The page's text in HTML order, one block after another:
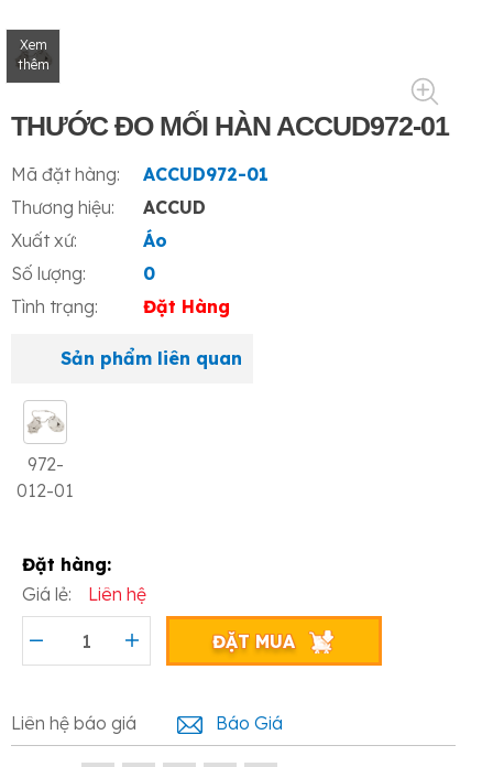
Xem
thêm
THƯỚC ĐO MỐI HÀN ACCUD972-01
Mã đặt hàng:
ACCUD972-01
Thương hiệu:
ACCUD
Xuất xứ:
Áo
Số lượng:
0
Tình trạng:
Đặt Hàng
Sản phẩm liên quan
972-
012-01
Đặt hàng:
Giá lẻ:
Liên hệ
ĐẶT MUA
Liên hệ báo giá Báo Giá